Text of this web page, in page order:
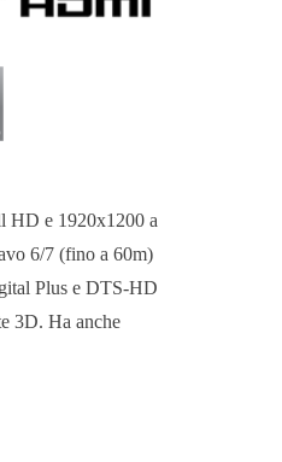
HD e 1920x1200 a
6/7 (fino a 60m)
Plus e DTS-HD
3D. Ha anche